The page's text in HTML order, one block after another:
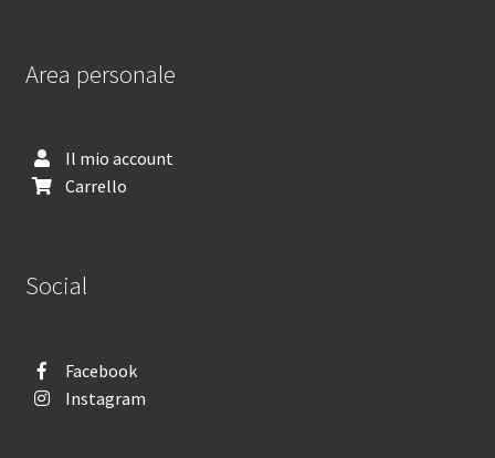
Area personale
Il mio account
Carrello
Social
Facebook
Instagram